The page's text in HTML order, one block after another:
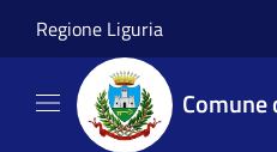
Regione Liguria
Comune